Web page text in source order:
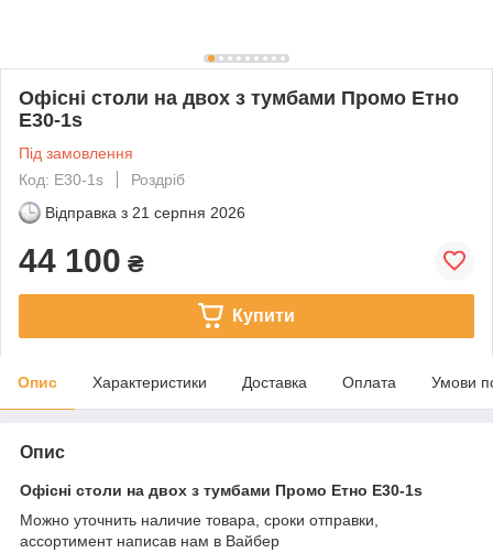
Офісні столи на двох з тумбами Промо Етно
E30-1s
Під замовлення
Код: E30-1s
Роздріб
Відправка з 21 серпня 2026
44 100 ₴
Купити
Опис Характеристики Доставка Оплата Умови
Опис
Офісні столи на двох з тумбами Промо Етно E30-1s
Можно уточнить наличие товара, сроки отправки,
ассортимент написав нам в Вайбер